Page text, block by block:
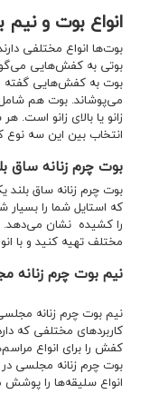
انواع بوت و نیم
بوت‌ها انواع مختلفی
بوتی به کفش‌هایی
بوت به کفش‌هایی گفته
می‌پوشاند. بوت هم
زانو یا بالای زانو
انتخاب بین این سه
بوت چرم زنانه ساق
بوت چرم زنانه ساق بلند
که استایل شما را
را کشیده نشان می‌دهد.
مختلف تهیه کنید و با
نیم بوت چرم زنانه
نیم بوت چرم زنانه
کاربردهای مختلفی که
کفش را برای انواع
بوت چرم زنانه مجلسی
انواع سلیقه‌ها را